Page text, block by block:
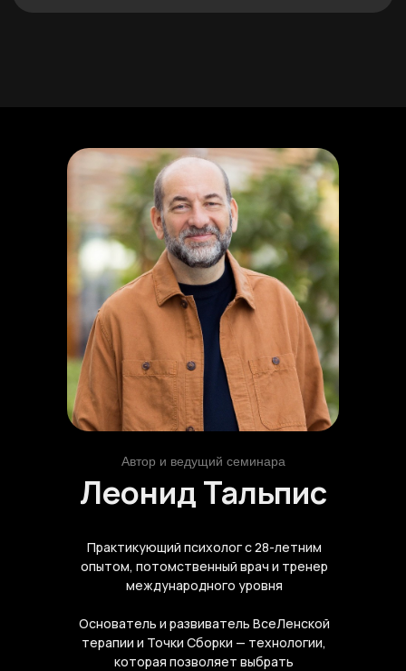
Леонид Тальпис
Автор и ведущий семинара
Практикующий психолог с 28-летним
опытом, потомственный врач и тренер
международного уровня
Основатель и развиватель ВсеЛенской
терапии и Точки Сборки — технологии,
которая позволяет выбрать